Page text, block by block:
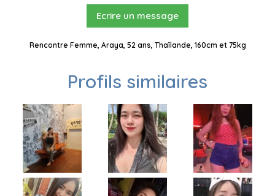
Ecrire un message
Rencontre Femme, Araya, 52 ans, Thaïlande, 160cm et 75kg
Profils similaires